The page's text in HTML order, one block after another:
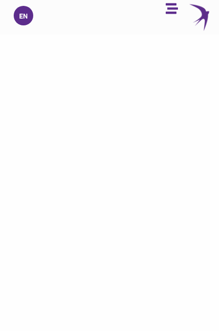
تخطي
المحتوى
EN